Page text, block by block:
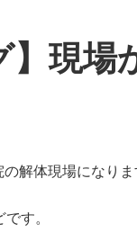
】現場
解体現場になりま
す。